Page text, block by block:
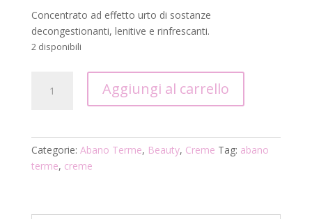
Concentrato ad effetto urto di sostanze
decongestionanti, lenitive e rinfrescanti.
2 disponibili
Terme
calmante-
lenitivo
Aggiungi al carrello
Categorie: Abano Terme, Beauty, Creme Tag: abano
terme, creme